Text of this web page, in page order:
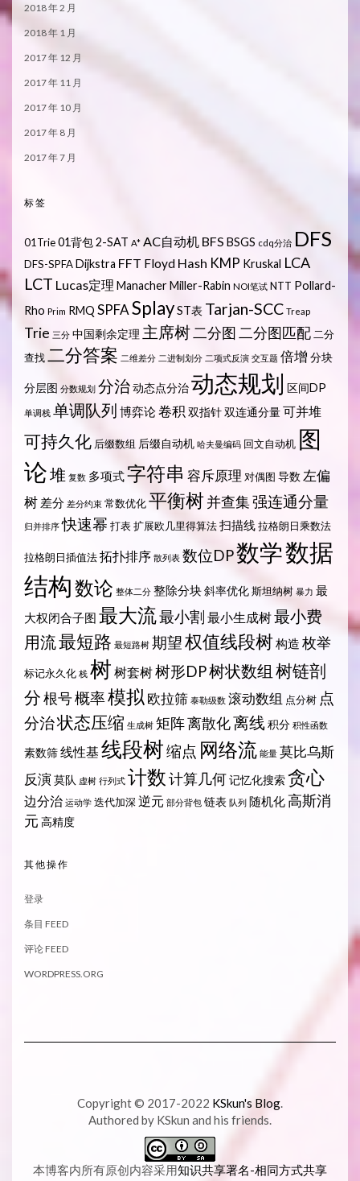
2018 年 2 月
2018 年 1 月
2017 年 12 月
2017 年 11 月
2017 年 10 月
2017 年 8 月
2017 年 7 月
标签
01Trie01背包2-SAT A* AC自动机 BFS BSGS cdq分治 DFS
DFS-SPFADijkstra FFT Floyd Hash KMP Kruskal LCA
LCT Lucas定理 ManacherMiller-Rabin NOI笔试 NTT Pollard-
Rho Prim RMQ SPFASplayST表 Tarjan-SCC Treap
Trie 三分 中国剩余定理 主席树二分图 二分图匹配 二分
查找二分答案 二维差分 二进制划分 二项式反演 交互题 倍增 分块
分层图 分数规划 分治动态点分治动态规划 区间DP
单调栈 单调队列 博弈论卷积 双指针双连通分量可并堆
可持久化 后缀数组 后缀自动机 哈夫曼编码 回文自动机 图
论堆 复数 多项式字符串 容斥原理 对偶图 导数 左偏
树 差分 差分约束 常数优化平衡树并查集强连通分量
归并排序 快速幂 打表扩展欧几里得算法扫描线拉格朗日乘数法
拉格朗日插值法拓扑排序 散列表 数位DP数学数据
结构数论 整体二分 整除分块斜率优化斯坦纳树 暴力 最
大权闭合子图 最大流最小割 最小生成树最小费
用流最短路 最短路树 期望权值线段树构造 枚举
标记永久化 栈 树 树套树树形DP树状数组 树链剖
分根号概率模拟 欧拉筛 泰勒级数 滚动数组 点分树 点
分治状态压缩 生成树 矩阵离散化离线积分 积性函数
素数筛线性基 线段树缩点 网络流 能量 莫比乌斯
反演莫队 虚树 行列式 计数计算几何记忆化搜索贪心
边分治 运动学 迭代加深 逆元 部分背包 链表 队列 随机化高斯消
元 高精度
其他操作
登录
条目 FEED
评论 FEED
WORDPRESS.ORG
Copyright © 2017-2022 KSkun's Blog.
Authored by KSkun and his friends.
本博客内所有原创内容采用知识共享署名-相同方式共享